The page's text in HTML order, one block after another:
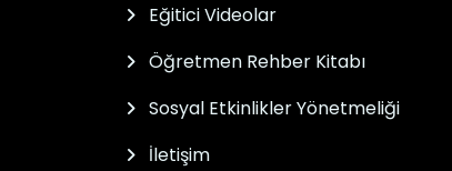
Eğitici Videolar
Öğretmen Rehber Kitabı
Sosyal Etkinlikler Yönetmeliği
İletişim